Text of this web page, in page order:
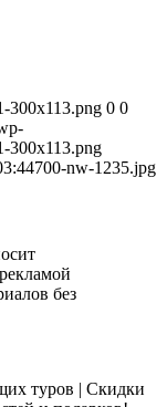
300x113.png 0 0
300x113.png
700-nw-1235.jpg
без
туров | Скидки